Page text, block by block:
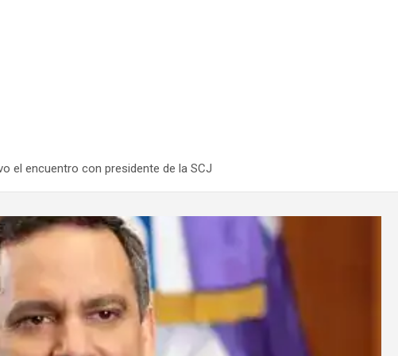
el encuentro con presidente de la SCJ